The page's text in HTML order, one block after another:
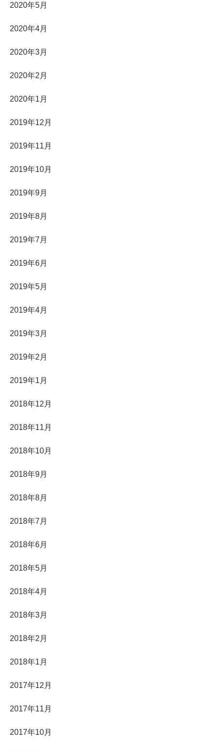
2020年5月
2020年4月
2020年3月
2020年2月
2020年1月
2019年12月
2019年11月
2019年10月
2019年9月
2019年8月
2019年7月
2019年6月
2019年5月
2019年4月
2019年3月
2019年2月
2019年1月
2018年12月
2018年11月
2018年10月
2018年9月
2018年8月
2018年7月
2018年6月
2018年5月
2018年4月
2018年3月
2018年2月
2018年1月
2017年12月
2017年11月
2017年10月